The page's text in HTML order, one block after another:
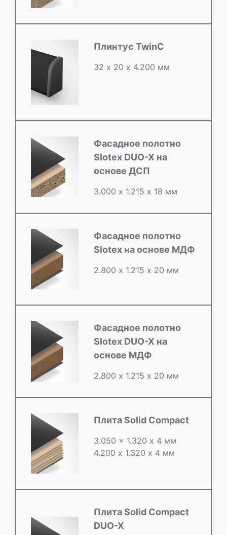
Плинтус TwinC
32 х 20 х 4.200 мм
Фасадное полотно
Slotex DUO-X на
основе ДСП
3.000 х 1.215 х 18 мм
Фасадное полотно
Slotex на основе МДФ
2.800 х 1.215 х 20 мм
Фасадное полотно
Slotex DUO-X на
основе МДФ
2.800 х 1.215 х 20 мм
Плита Solid Compact
3.050 x 1.320 х 4 мм
4.200 x 1.320 х 4 мм
Плита Solid Compact
DUO-X